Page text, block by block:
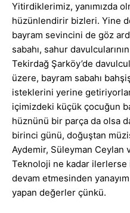
Yitirdiklerimiz, yanımızda
hüzünlendirir bizleri. Yine
bayram sevincini de göz
sabahı, sahur
Tekirdağ Şarköy’de
üzere, bayram sabahı
isteklerini yerine
içimizdeki küçük çocuğun
hüznünü bir parça da olsa
birinci günü, doğuştan
Aydemir, Süleyman Ceylan
Teknoloji ne kadar ilerlerse
devam etmesinden
yapan değerler çünkü.